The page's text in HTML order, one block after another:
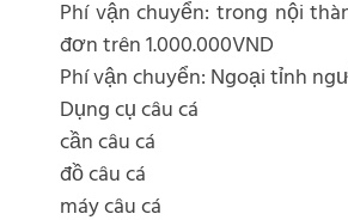
Phí vận chuyển: trong nội
đơn trên 1.000.000VND
Phí vận chuyển: Ngoại tỉnh
Dụng cụ câu cá
cần câu cá
đồ câu cá
máy câu cá